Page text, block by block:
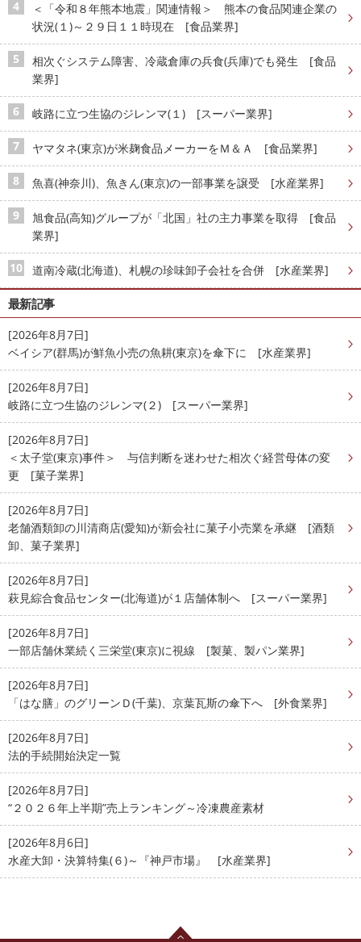
＜「令和８年熊本地震」関連情報＞ 熊本の食品関連企業の
状況(１)～２９日１１時現在 [食品業界]
相次ぐシステム障害、冷蔵倉庫の兵食(兵庫)でも発生 [食品
業界]
岐路に立つ生協のジレンマ(１) [スーパー業界]
ヤマタネ(東京)が米麹食品メーカーをＭ＆Ａ [食品業界]
魚喜(神奈川)、魚きん(東京)の一部事業を譲受 [水産業界]
旭食品(高知)グループが「北国」社の主力事業を取得 [食品
業界]
道南冷蔵(北海道)、札幌の珍味卸子会社を合併 [水産業界]
最新記事
[2026年8月7日]
ベイシア(群馬)が鮮魚小売の魚耕(東京)を傘下に [水産業界]
[2026年8月7日]
岐路に立つ生協のジレンマ(２) [スーパー業界]
[2026年8月7日]
＜太子堂(東京)事件＞ 与信判断を迷わせた相次ぐ経営母体の変
更 [菓子業界]
[2026年8月7日]
老舗酒類卸の川清商店(愛知)が新会社に菓子小売業を承継 [酒類
卸、菓子業界]
[2026年8月7日]
萩見綜合食品センター(北海道)が１店舗体制へ [スーパー業界]
[2026年8月7日]
一部店舗休業続く三栄堂(東京)に視線 [製菓、製パン業界]
[2026年8月7日]
「はな膳」のグリーンＤ(千葉)、京葉瓦斯の傘下へ [外食業界]
[2026年8月7日]
法的手続開始決定一覧
[2026年8月7日]
“２０２６年上半期”売上ランキング～冷凍農産素材
[2026年8月6日]
水産大卸・決算特集(６)～『神戸市場』 [水産業界]